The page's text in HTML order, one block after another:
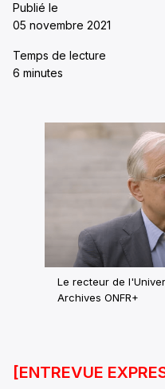
Publié le
05 novembre 2021
Temps de lecture
6 minutes
Le recteur de
Archives ONFR+
[ENTREVUE